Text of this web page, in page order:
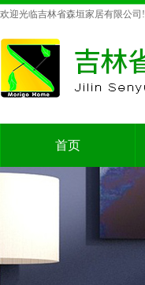
欢迎光临吉林省森垣家居有限公司!
首页